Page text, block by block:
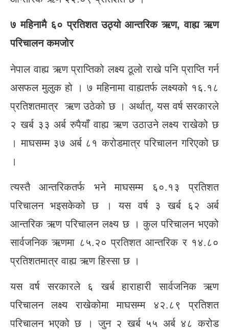
७ महिनामै ६० प्रतिशत उठ्यो आन्तरिक ऋण, वाह्य ऋण
परिचालन कमजोर
नेपाल वाह्य ऋण प्राप्तिको लक्ष्य ठूलो राखे पनि प्राप्ति गर्न
असफल मुलुक हो । ७ महिनामा वाह्यतर्फ लक्ष्यको १६.१८
प्रतिशतमात्र ऋण उठेको छ । अर्थात्, यस वर्ष सरकारले
२ खर्ब ३३ अर्ब रुपैयाँ वाह्य ऋण उठाउने लक्ष्य राखेको छ
। माघसम्म ३७ अर्ब ८१ करोडमात्र परिचालन गरिएको छ
।
त्यस्तै आन्तरिकतर्फ भने माघसम्म ६०.१३ प्रतिशत
परिचालन भइसकेको छ । यस वर्ष ३ खर्ब ६२ अर्ब
आन्तरिक ऋण परिचालन लक्ष्य छ । कुल परिचालन भएको
सार्वजनिक ऋणमा ८५.२० प्रतिशत आन्तरिक र १४.८०
प्रतिशतमात्र वाह्य ऋण हिस्सा छ ।
यस वर्ष सरकारले ६ खर्ब हाराहारी सार्वजनिक ऋण
परिचालन लक्ष्य राखेकोमा माघसम्म ४२.८९ प्रतिशत
परिचालन भएको छ । जुन २ खर्ब ५५ अर्ब ४८ करोड